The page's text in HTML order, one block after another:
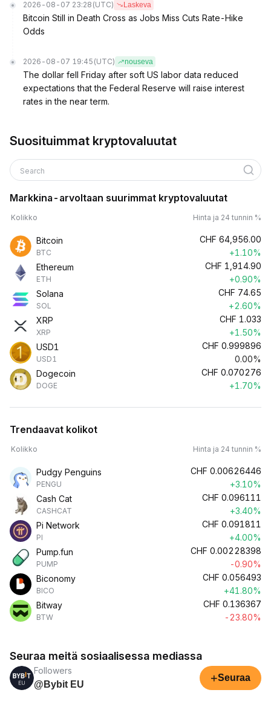
2026-08-07 23:28 (UTC) Laskeva
Bitcoin Still in Death Cross as Jobs Miss Cuts Rate-Hike
Odds
2026-08-07 19:45 (UTC) nouseva
The dollar fell Friday after soft US labor data reduced
expectations that the Federal Reserve will raise interest
rates in the near term.
Suosituimmat kryptovaluutat
Search
Markkina-arvoltaan suurimmat kryptovaluutat
Kolikko Hinta ja 24 tunnin %
Bitcoin
BTC
CHF 64,956.00
+1.10%
Ethereum
ETH
CHF 1,914.90
+0.90%
Solana
SOL
CHF 74.65
+2.60%
XRP
XRP
CHF 1.033
+1.50%
USD1
USD1
CHF 0.999896
0.00%
Dogecoin
DOGE
CHF 0.070276
+1.70%
Trendaavat kolikot
Kolikko Hinta ja 24 tunnin %
Pudgy Penguins
PENGU
CHF 0.00626446
+3.10%
Cash Cat
CASHCAT
CHF 0.096111
+3.40%
Pi Network
PI
CHF 0.091811
+4.00%
Pump.fun
PUMP
CHF 0.00228398
-0.90%
Biconomy
BICO
CHF 0.056493
+41.80%
Bitway
BTW
CHF 0.136367
-23.80%
Seuraa meitä sosiaalisessa mediassa
Followers
@Bybit EU
+Seuraa